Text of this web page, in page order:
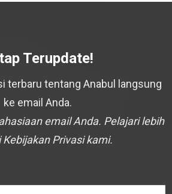
Terupdate!
terbaru tentang Anabul langsung
ke email Anda.
email Anda. Pelajari lebih
Kebijakan Privasi kami.